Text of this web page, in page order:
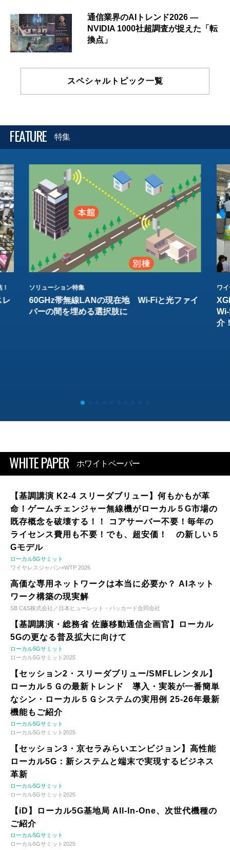
通信業界のAIトレンド2026 ―
NVIDIA 1000社超調査が捉えた「転
換点」
スペシャルトピック一覧
FEATURE 特集
レ
ソリューション特集
60GHz帯無線LANの現在地 Wi-Fiと光ファイ
バーの間を埋める選択肢に
ワ
介
WHITE PAPER ホワイトペーパー
【基調講演 K2-4 スリーダブリュー】何もかもが革
命！ゲームチェンジャー無線機がローカル５G市場の
既存概念を破壊する！！ コアサーバー不要！毎年の
ライセンス費用も不要！でも、超安価！ の新しい５
Gモデル
ローカル5Gサミット
ワイヤレスジャパン×WTP 2026
高価な専用ネットワークは本当に必要か？ AIネット
ワーク構築の現実解
SB C&S株式会社／日本ヒューレット・パッカード合同会社
【基調講演・総務省 佐藤移動通信企画官】ローカル
5Gの更なる普及拡大に向けて
ローカル5Gサミット
ローカル5Gサミット2025
【セッション2・スリーダブリュー/SMFLレンタル】
ローカル５Ｇの最新トレンド 導入・実装が一番簡単
なシン・ローカル５Ｇシステムの実用例 25-26年最新
機能もご紹介
ローカル5Gサミット
ローカル5Gサミット2025
【セッション3・京セラみらいエンビジョン】高性能
ローカル5G：新システムと端末で実現するビジネス
革新
ローカル5Gサミット
ローカル5Gサミット2025
【iD】ローカル5G基地局 All-In-One、次世代機種の
ご紹介
ローカル5Gサミット
ローカル5Gサミット2025